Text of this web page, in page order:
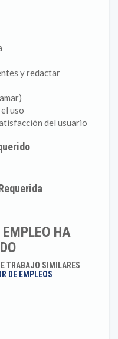
y redactar
uso
del usuario
HA
TRABAJO SIMILARES
DE EMPLEOS